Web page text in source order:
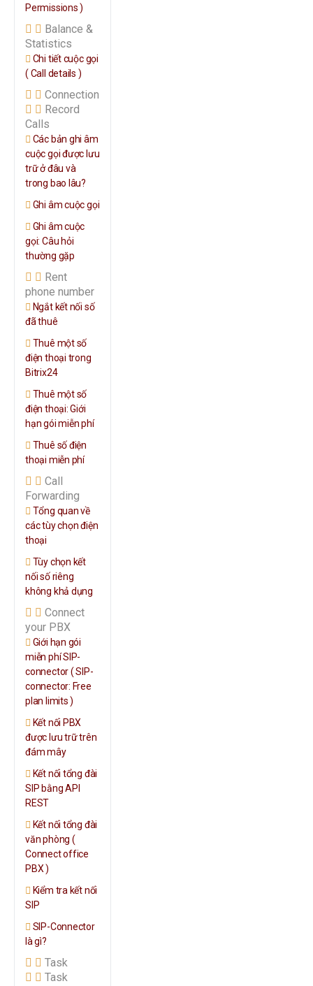
Permissions )
Balance &
Statistics
Chi tiết cuộc gọi
( Call details )
Connection
Record
Calls
Các bản ghi âm
cuộc gọi được lưu
trữ ở đâu và
trong bao lâu?
Ghi âm cuộc gọi
Ghi âm cuộc
gọi: Câu hỏi
thường gặp
Rent
phone number
Ngắt kết nối số
đã thuê
Thuê một số
điện thoại trong
Bitrix24
Thuê một số
điện thoại: Giới
hạn gói miễn phí
Thuê số điện
thoại miễn phí
Call
Forwarding
Tổng quan về
các tùy chọn điện
thoại
Tùy chọn kết
nối số riêng
không khả dụng
Connect
your PBX
Giới hạn gói
miễn phí SIP-
connector ( SIP-
connector: Free
plan limits )
Kết nối PBX
được lưu trữ trên
đám mây
Kết nối tổng đài
SIP bằng API
REST
Kết nối tổng đài
văn phòng (
Connect office
PBX )
Kiểm tra kết nối
SIP
SIP-Connector
là gì?
Task
Task